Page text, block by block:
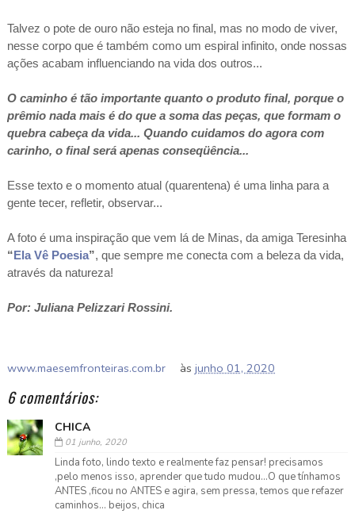
Talvez o pote de ouro não esteja no final, mas no modo de viver,
nesse corpo que é também como um espiral infinito, onde nossas
ações acabam influenciando na vida dos outros...
O caminho é tão importante quanto o produto final, porque o
prêmio nada mais é do que a soma das peças, que formam o
quebra cabeça da vida... Quando cuidamos do agora com
carinho, o final será apenas conseqüência...
Esse texto e o momento atual (quarentena) é uma linha para a
gente tecer, refletir, observar...
A foto é uma inspiração que vem lá de Minas, da amiga Teresinha
“Ela Vê Poesia”, que sempre me conecta com a beleza da vida,
através da natureza!
Por: Juliana Pelizzari Rossini.
www.maesemfronteiras.com.br àsjunho 01, 2020
6 comentários:
CHICA
01 junho, 2020
Linda foto, lindo texto e realmente faz pensar! precisamos
,pelo menos isso, aprender que tudo mudou...O que tínhamos
ANTES ,ficou no ANTES e agira, sem pressa, temos que refazer
caminhos... beijos, chica